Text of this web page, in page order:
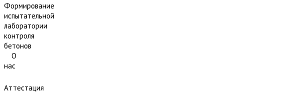
Формирование
испытательной
лаборатории
контроля
бетонов
О
нас
Аттестация